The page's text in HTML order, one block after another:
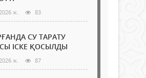
ж. 83
СУ ТАРАТУ
ІСКЕ ҚОСЫЛДЫ
ж. 87